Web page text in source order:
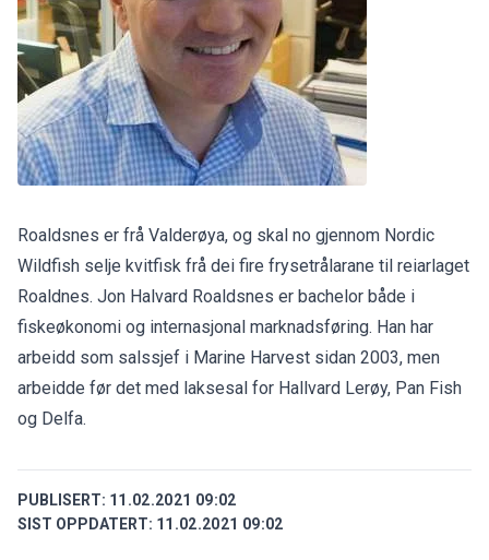
Roaldsnes er frå Valderøya, og skal no gjennom Nordic
Wildfish selje kvitfisk frå dei fire frysetrålarane til reiarlaget
Roaldnes. Jon Halvard Roaldsnes er bachelor både i
fiskeøkonomi og internasjonal marknadsføring. Han har
arbeidd som salssjef i Marine Harvest sidan 2003, men
arbeidde før det med laksesal for Hallvard Lerøy, Pan Fish
og Delfa.
PUBLISERT: 11.02.2021 09:02
SIST OPPDATERT: 11.02.2021 09:02